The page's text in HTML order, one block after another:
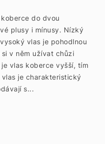
do dvou
plusy i mínusy. Nízký
vlas je pohodlnou
v něm užívat chůzi
vlas koberce vyšší, tím
je charakteristický
s...